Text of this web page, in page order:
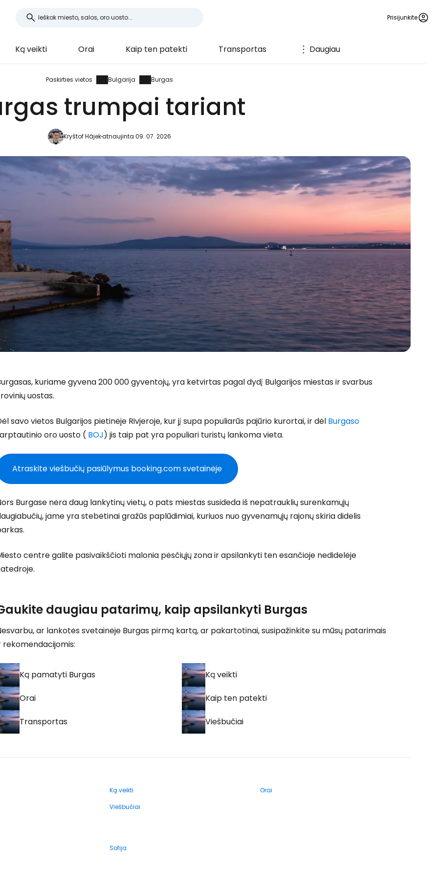
Prisijunkite
Ką veikti Orai Kaip ten patekti Transportas Daugiau
Paskirties vietos Bulgarija Burgas
trumpai tariant
Kryštof Hájekatnaujinta 09. 07. 2026
kuriame gyvena 200 000 gyventojų, yra ketvirtas pagal dydį Bulgarijos miestas ir svarbus
uostas.
savo vietos Bulgarijos pietinėje Rivjeroje, kur jį supa populiarūs pajūrio kurortai, ir dėl Burgaso
oro uosto ( BOJ) jis taip pat yra populiari turistų lankoma vieta.
Atraskite viešbučių pasiūlymus booking.com svetainėje
Burgase nėra daug lankytinų vietų, o pats miestas susideda iš nepatrauklių surenkamųjų
jame yra stebėtinai gražūs paplūdimiai, kuriuos nuo gyvenamųjų rajonų skiria didelis
centre galite pasivaikščioti malonia pėsčiųjų zona ir apsilankyti ten esančioje nedidelėje
daugiau patarimų, kaip apsilankyti Burgas
ar lankotės svetainėje Burgas pirmą kartą, ar pakartotinai, susipažinkite su mūsų patarimais
rekomendacijomis:
Ką pamatyti Burgas Ką veikti
Orai Kaip ten patekti
Transportas Viešbučiai
Ką veikti
Orai
Viešbučiai
Sofija
Tęsti su Google
Tęsti su Facebook
Tęsti el. paštu